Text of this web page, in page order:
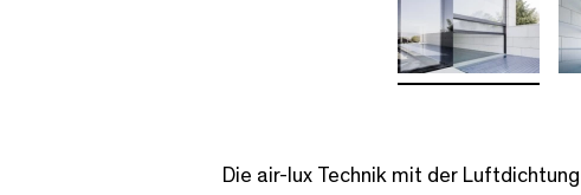
Die air-lux Technik mit der